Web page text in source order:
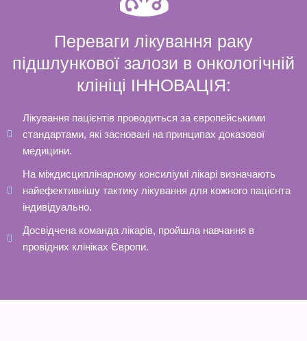
Переваги лікування раку
підшлункової залози в онкологічній
клініці ІННОВАЦІЯ:
Лікування пацієнтів проводиться за європейськими
стандартами, які засновані на принципах доказової
медицини.
На міждисциплінарному консиліумі лікарі визначають
найефективнішу тактику лікування для кожного пацієнта
індивідуально.
Досвідчена команда лікарів, пройшла навчання в
провідних клініках Європи.